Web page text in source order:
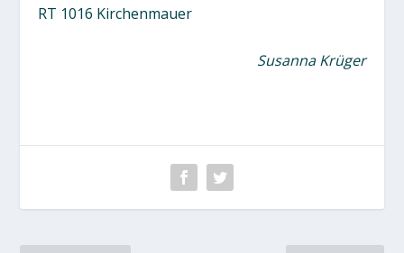
RT 1016 Kirchenmauer
Susanna Krüger